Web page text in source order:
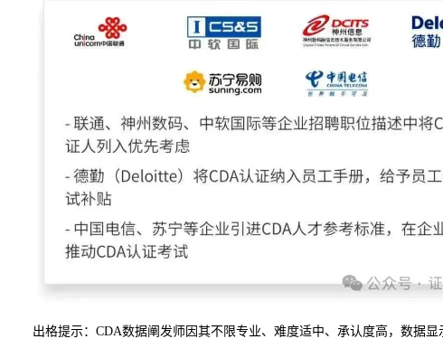
出格提示：CDA数据阐发师因其不限专业、难度适中、承认度高，数据显